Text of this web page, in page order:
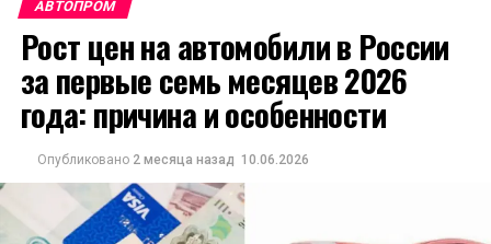
АВТОПРОМ
Рост цен на автомобили в России
за первые семь месяцев 2026
года: причина и особенности
Опубликовано 2 месяца назад 10.06.2026